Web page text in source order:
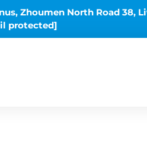
Zhoumen North Road 38,
protected]